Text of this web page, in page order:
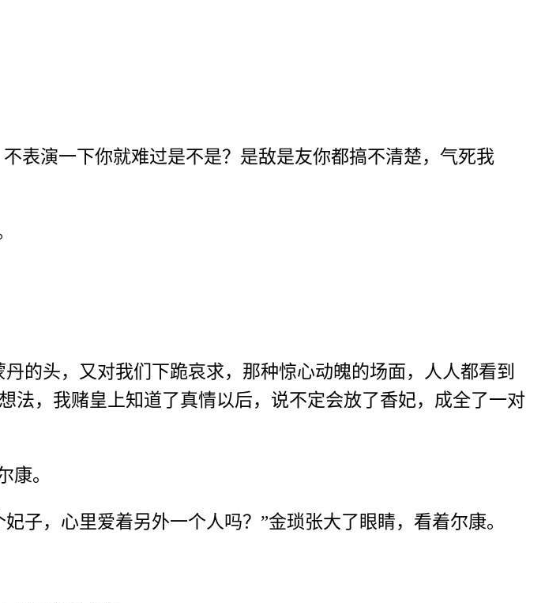
表演一下你就难过是不是？是敌是友你都搞不清楚，气死我
的头，又对我们下跪哀求，那种惊心动魄的场面，人人都看到
法，我赌皇上知道了真情以后，说不定会放了香妃，成全了一对
康。
子，心里爱着另外一个人吗？”金琐张大了眼睛，看着尔康。